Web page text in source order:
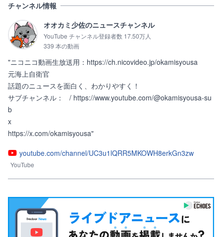
チャンネル情報
オオカミ少佐のニュースチャンネル
YouTube チャンネル登録者数 17.50万人
339 本の動画
"ニコニコ動画生放送用：https://ch.nicovideo.jp/okamisyousa
元海上自衛官
話題のニュースを面白く、わかりやすく！
サブチャンネル：   / https://www.youtube.com/@okamisyousa-su
b
x
https://x.com/okamisyousa"
youtube.com/channel/UC3u1lQRR5MKOWH8erkGn3zw
YouTube